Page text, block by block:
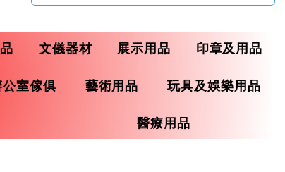
文儀器材 展示用品 印章及用品
室傢俱 藝術用品 玩具及娛樂用品
醫療用品